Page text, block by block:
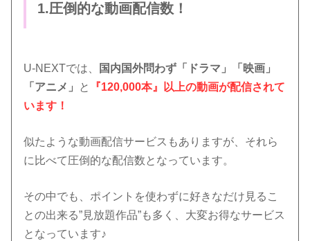
1.圧倒的な動画配信数！
U-NEXTでは、
国内国外問わず「ドラマ」「映画」
「アニメ」
と
『120,000本』以上の動画が配信されて
います！
似たような動画配信サービスもありますが、それら
に比べて圧倒的な配信数となっています。
その中でも、ポイントを使わずに好きなだけ見るこ
との出来る”見放題作品”も多く、大変お得なサービス
となっています♪